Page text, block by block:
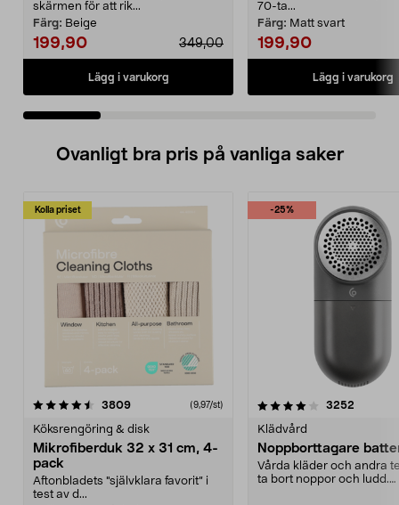
skärmen för att rik...
Färg: Beige
199,90 349,00
Lägg i varukorg
70-ta...
Färg: Matt svart
199,90
Lägg i varukorg
Ovanligt bra pris på vanliga saker
Kolla priset
3809recensioner (9,97/st)
Köksrengöring & disk
Mikrofiberduk 32 x 31 cm, 4-
pack
Aftonbladets "självklara favorit” i
test av d...
-25%
4.0av 5 stjärnor 3252
Klädvård
Noppborttagare
Vårda kläder och andra
ta bort noppor och ludd.
4.5av 5 stjärnor